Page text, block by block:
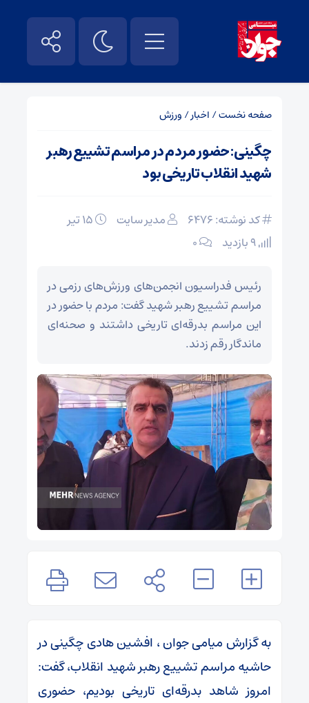
صفحه نخست/ اخبار/ ورزش
چگینی: حضور مردم در مراسم تشییع رهبر
شهید انقلاب تاریخی بود
کد نوشته: 6476 مدیر سایت
۰
رئیس فدراسیون انجمن‌های ورزش‌های رزمی در
مراسم تشییع رهبر شهید گفت: مردم با حضور در
این مراسم بدرقه‌ای تاریخی داشتند و صحنه‌ای
ماندگار رقم زدند.
به گزارش میامی جوان ، افشین هادی چگینی در
حاشیه مراسم تشییع رهبر شهید انقلاب، گفت:
امروز شاهد بدرقه‌ای تاریخی بودیم، حضوری